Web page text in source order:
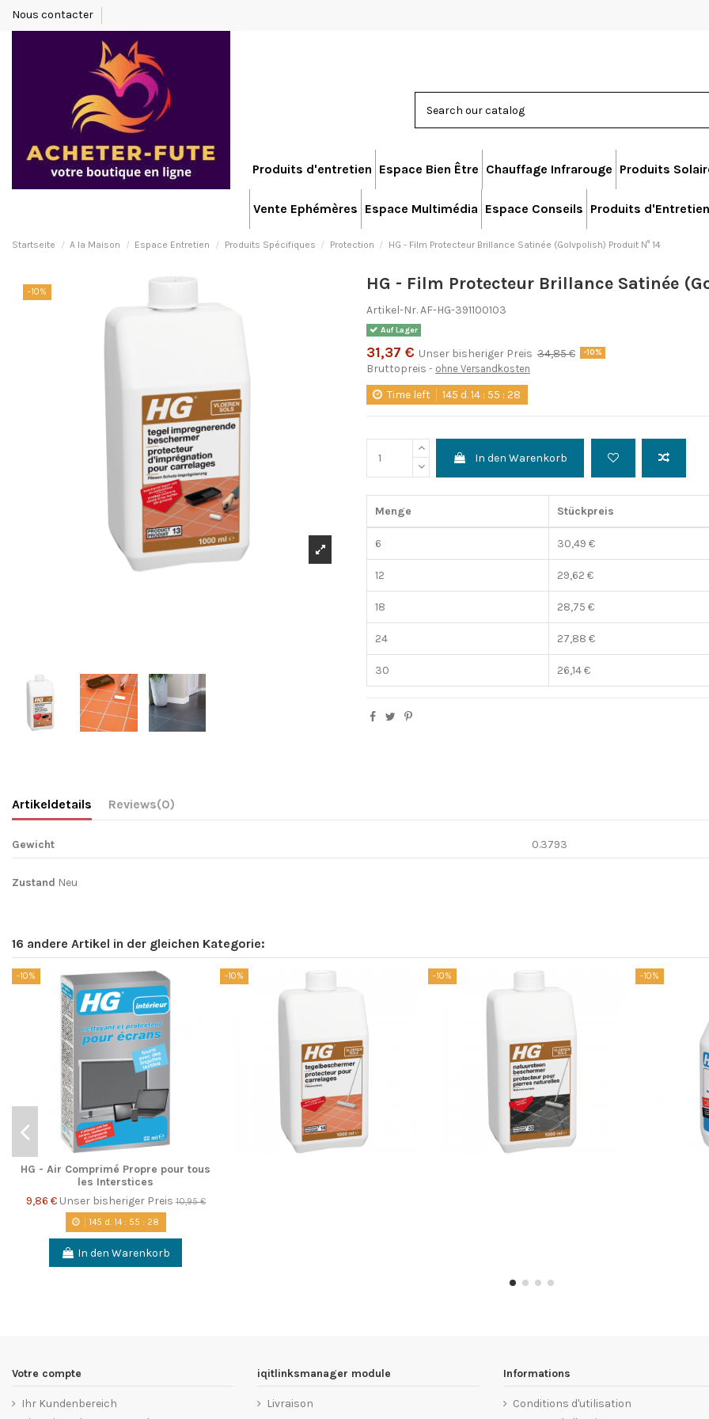
Nous contacter
Produits d'entretien Espace Bien Être Chauffage Infrarouge Produits
Vente Ephémères Espace Multimédia Espace Conseils Produits d'Entretien
Startseite A la Maison Espace Entretien Produits Spécifiques Protection HG - Film Protecteur Brillance Satinée (Golvpolish) Produit N° 14
-10% HG - Film Protecteur Brillance Satinée
Artikel-Nr.AF-HG-391100103
Auf Lager
31,37 € Unser bisheriger Preis 34,85 € -10%
Bruttopreis ohne Versandkosten
Time left 145 d.14 : 55 :28
In den Warenkorb
Menge Stückpreis
6 30,49 €
12 29,62 €
18 28,75 €
24 27,88 €
30 26,14 €
Artikeldetails Reviews(0)
Gewicht 0.3793
Zustand Neu
16 andere Artikel in der gleichen Kategorie:
-10%
HG - Air Comprimé Propre pour tous
les Interstices
9,86 € Unser bisheriger Preis 10,95 €
145 d. 14: 55 : 28
In den Warenkorb
-10% -10% -10%
Votre compte
Ihr Kundenbereich
iqitlinksmanager module
Livraison
Informations
Conditions d'utilisation